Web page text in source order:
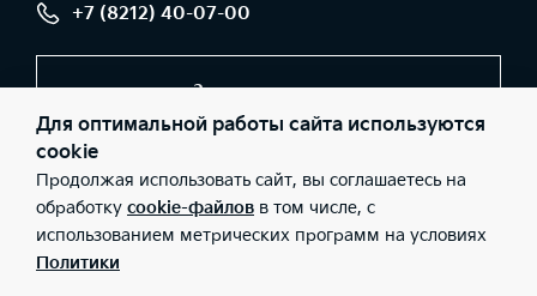
+7 (8212) 40-07-00
Заказать звонок
© 2026 Юридические лица ООО «Авторесурс моторс»
(Фактический адрес: г. Сыктывкар, ул. Гаражная, д. 19; Телефон:
+7 (8212) 40-07-00; ИНН: 1101096251; ОГРН: 1121101010832), ООО
«Киа Россия и СНГ» (Фактический адрес: г.Москва, Валовая 26;
Телефон: 8 800 301 08 80; ИНН: 7728674093; ОГРН:
5087746291760) ведут деятельность на территории РФ в
Для оптимальной работы сайта используются
cookie
Продолжая использовать сайт, вы соглашаетесь на
обработку cookie-файлов в том числе, с
использованием метрических программ на условиях
Политики